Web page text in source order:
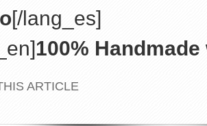
[/lang_es]
100%
ARTICLE